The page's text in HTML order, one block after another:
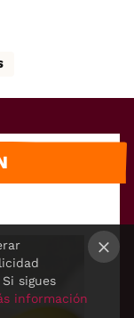
sigues
información